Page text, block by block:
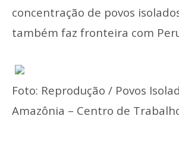
concentração de povos
também faz fronteira com
Foto: Reprodução / Povos
Amazônia – Centro de